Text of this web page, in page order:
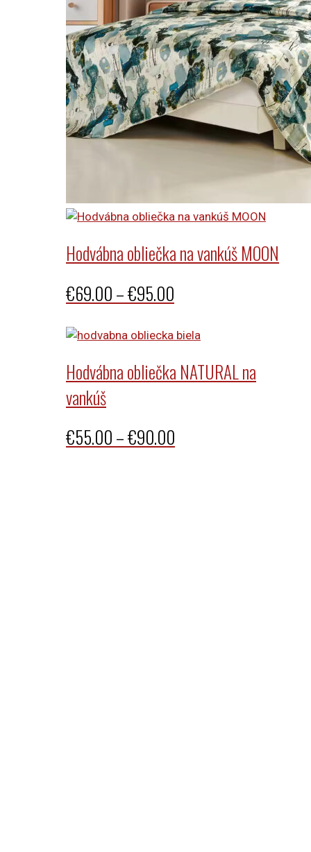
Hodvábna obliečka na vankúš MOON
€69.00–€95.00
€69.00
through
Hodvábna obliečka NATURAL na
vankúš
€55.00–€90.00